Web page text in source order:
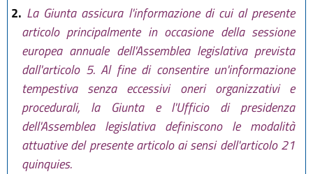
2. La Giunta assicura l'informazione di cui al presente
articolo principalmente in occasione della sessione
europea annuale dell'Assemblea legislativa prevista
dall'articolo 5. Al fine di consentire un'informazione
tempestiva senza eccessivi oneri organizzativi e
procedurali, la Giunta e l'Ufficio di presidenza
dell'Assemblea legislativa definiscono le modalità
attuative del presente articolo ai sensi dell'articolo 21
quinquies.